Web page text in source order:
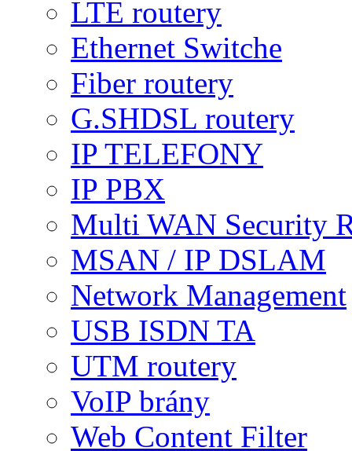
LTE routery
Ethernet Switche
Fiber routery
G.SHDSL routery
IP TELEFONY
IP PBX
Multi WAN Security
MSAN / IP DSLAM
Network Management
USB ISDN TA
UTM routery
VoIP brány
Web Content Filter